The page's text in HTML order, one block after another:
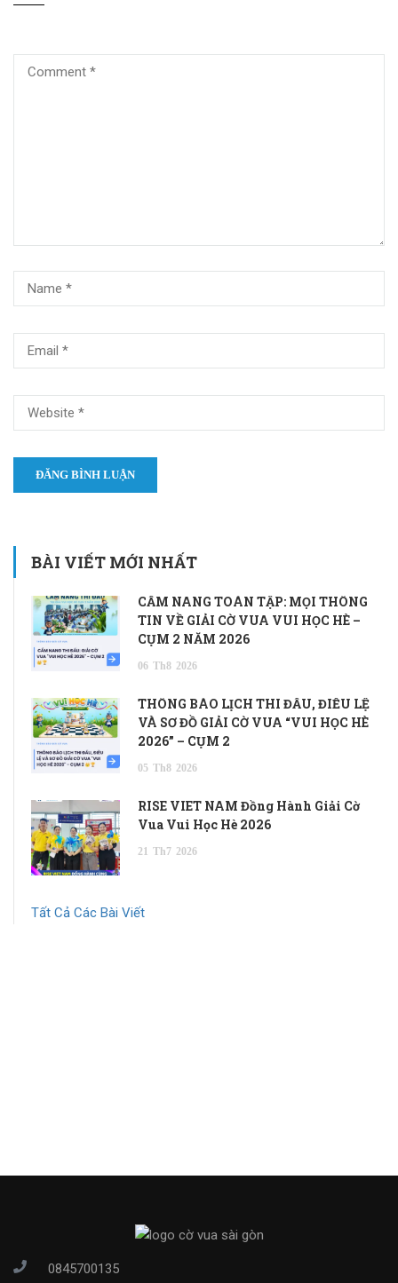
BÀI VIẾT MỚI NHẤT
CẨM NANG TOÀN TẬP: MỌI THÔNG
TIN VỀ GIẢI CỜ VUA VUI HỌC HÈ –
CỤM 2 NĂM 2026
06 Th8 2026
THÔNG BÁO LỊCH THI ĐẤU, ĐIỀU LỆ
VÀ SƠ ĐỒ GIẢI CỜ VUA “VUI HỌC HÈ
2026” – CỤM 2
05 Th8 2026
RISE VIET NAM Đồng Hành Giải Cờ
Vua Vui Học Hè 2026
21 Th7 2026
Tất Cả Các Bài Viết
0845700135